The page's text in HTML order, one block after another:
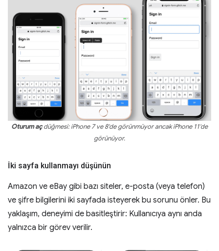
Oturum açdüğmesi: iPhone 7 ve 8'de görünmüyor ancak iPhone 11'de
görünüyor.
İki sayfa kullanmayı düşünün
Amazon ve eBay gibi bazı siteler, e-posta (veya telefon)
ve şifre bilgilerini iki sayfada isteyerek bu sorunu önler. Bu
yaklaşım, deneyimi de basitleştirir: Kullanıcıya aynı anda
yalnızca bir görev verilir.